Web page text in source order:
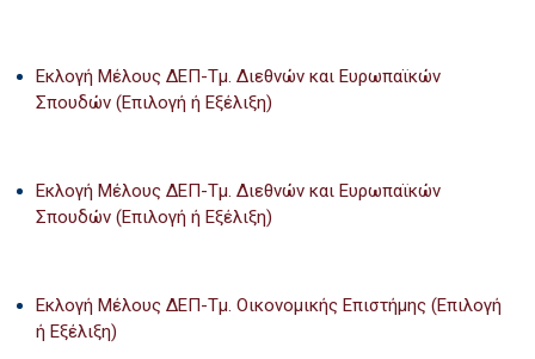
Εκλογή Μέλους ΔΕΠ-Τμ. Διεθνών και Ευρωπαϊκών
Σπουδών (Επιλογή ή Εξέλιξη)
Εκλογή Μέλους ΔΕΠ-Τμ. Διεθνών και Ευρωπαϊκών
Σπουδών (Επιλογή ή Εξέλιξη)
Εκλογή Μέλους ΔΕΠ-Τμ. Οικονομικής Επιστήμης (Επιλογή
ή Εξέλιξη)